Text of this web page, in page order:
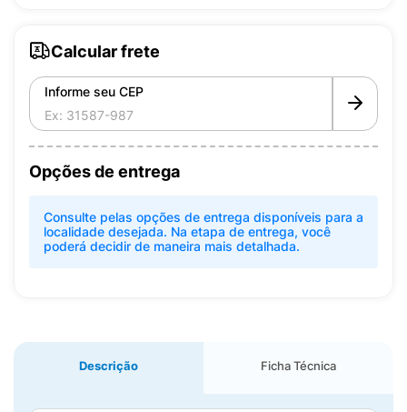
Calcular frete
Informe seu CEP
Opções de entrega
Consulte pelas opções de entrega disponíveis para a
localidade desejada. Na etapa de entrega, você
poderá decidir de maneira mais detalhada.
Descrição Ficha Técnica